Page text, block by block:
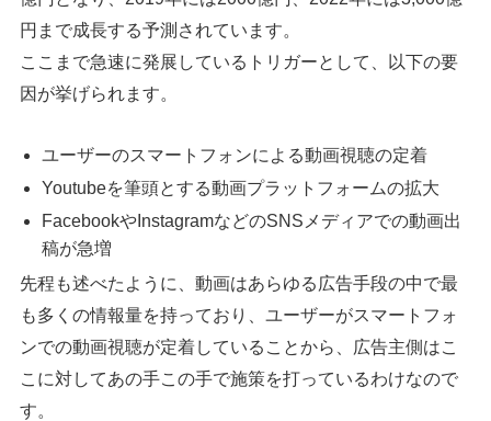
円まで成長する予測されています。
ここまで急速に発展しているトリガーとして、以下の要
因が挙げられます。
ユーザーのスマートフォンによる動画視聴の定着
Youtubeを筆頭とする動画プラットフォームの拡大
FacebookやInstagramなどのSNSメディアでの動画出
稿が急増
先程も述べたように、動画はあらゆる広告手段の中で最
も多くの情報量を持っており、ユーザーがスマートフォ
ンでの動画視聴が定着していることから、広告主側はこ
こに対してあの手この手で施策を打っているわけなので
す。